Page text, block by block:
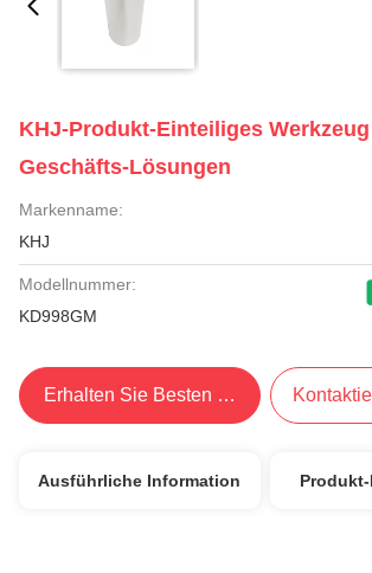
KHJ-Produkt-Einteiliges
Geschäfts-Lösungen
Markenname:
KHJ
Modellnummer:
KD998GM
Erhalten Sie Besten Preis
Ausführliche Information